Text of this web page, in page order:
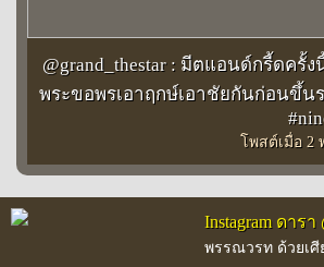
@grand_thestar : มีตแอนด์กรี้ดครั้
พระขอพรเอาฤกษ์เอาชัยกันก่อนขึ้นร
โพสต์เมื่อ 2
Instagram ดารา
พรรณวรท ด้วยเศี